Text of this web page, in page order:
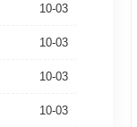
10-03
10-03
10-03
10-03